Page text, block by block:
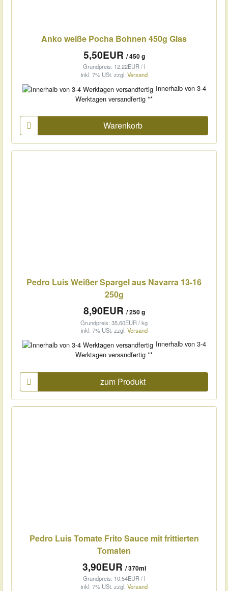
Anko weiße Pocha Bohnen 450g Glas
5,50EUR / 450 g
Grundpreis: 12,22EUR / l
inkl. 7% USt. zzgl. Versand
Innerhalb von 3-4
Werktagen versandfertig **
Warenkorb
Pedro Luis Weißer Spargel aus Navarra 13-16
250g
8,90EUR / 250 g
Grundpreis: 35,60EUR / kg
inkl. 7% USt. zzgl. Versand
Innerhalb von 3-4
Werktagen versandfertig **
zum Produkt
Pedro Luis Tomate Frito Sauce mit frittierten
Tomaten
3,90EUR / 370ml
Grundpreis: 10,54EUR / l
inkl. 7% USt. zzgl. Versand